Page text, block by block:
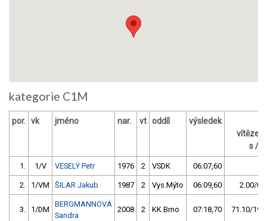
kategorie C1M
por. vk jméno nar. vt oddíl výsledek
vítězem
s / %
1. 1/V VESELÝ Petr 1976 2 VSDK 06:07,60
2. 1/VM ŠILAR Jakub 1987 2 Vys.Mýto 06:09,60 2.00/0,5
3. 1/DM
BERGMANNOVÁ
Sandra
2008 2 KK Brno 07:18,70 71.10/19,3